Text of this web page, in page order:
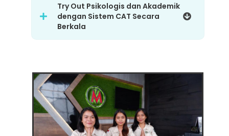
Try Out Psikologis dan Akademik
dengan Sistem CAT Secara
Berkala